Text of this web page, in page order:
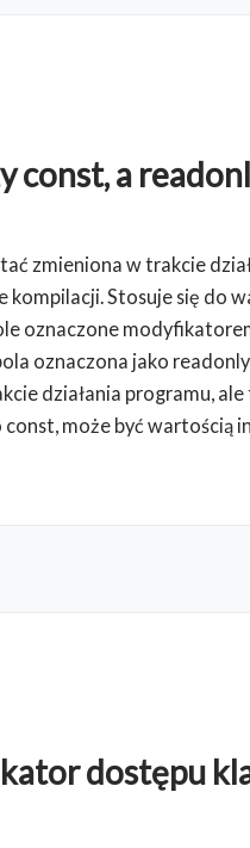
const, a
zmieniona w trakcie
kompilacji. Stosuje się do
oznaczone
oznaczona jako
działania programu,
może być wartością
dostępu